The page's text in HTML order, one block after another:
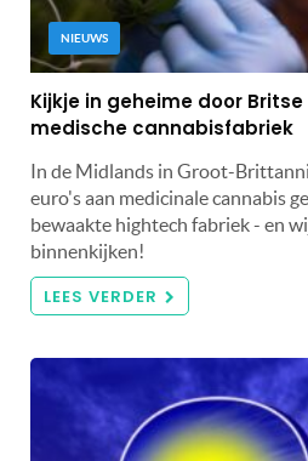
NIEUWS
Kijkje in geheime door
medische cannabisfabriek
In de Midlands in Groot-
euro's aan medicinale cannabis
bewaakte hightech fabriek - en
binnenkijken!
LEES VERDER